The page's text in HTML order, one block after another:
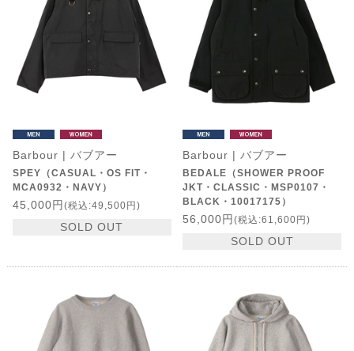
Barbour | バブアー
SPEY（CASUAL・OS FIT・
MCA0932・NAVY）
45,000円 (税込:49,500円)
SOLD OUT
Barbour | バブアー
BEDALE（SHOWER PROOF
JKT・CLASSIC・MSP0107・
BLACK・10017175）
56,000円 (税込:61,600円)
SOLD OUT